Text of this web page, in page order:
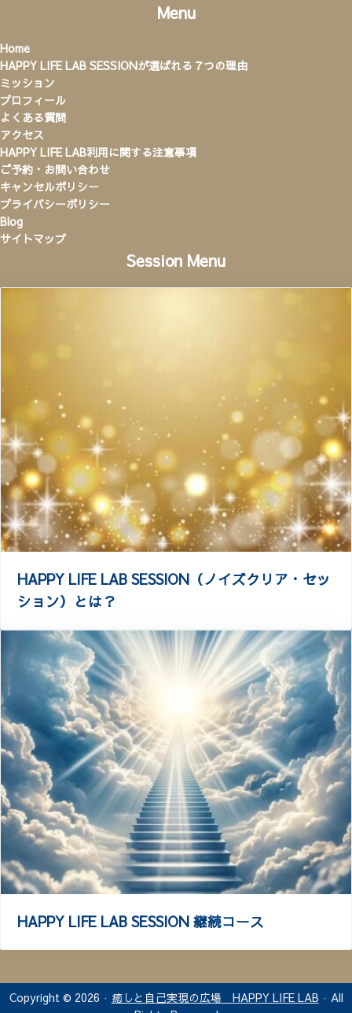
Menu
Home
HAPPY LIFE LAB SESSIONが選ばれる７つの理由
ミッション
プロフィール
よくある質問
アクセス
HAPPY LIFE LAB利用に関する注意事項
ご予約・お問い合わせ
キャンセルポリシー
プライバシーポリシー
Blog
サイトマップ
Session Menu
HAPPY LIFE LAB SESSION（ノイズクリア・セッ
ション）とは？
HAPPY LIFE LAB SESSION 継続コース
Copyright © 2026 · 癒しと自己実現の広場 HAPPY LIFE LAB · All